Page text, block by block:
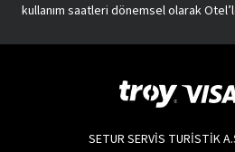
kullanım saatleri dönemsel olarak
SETUR SERVİS TURİSTİK